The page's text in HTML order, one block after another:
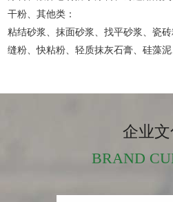
干粉、其他类：
粘结砂浆、抹面砂浆、找平砂浆、瓷
缝粉、快粘粉、轻质抹灰石膏、硅藻
企业
BRAND